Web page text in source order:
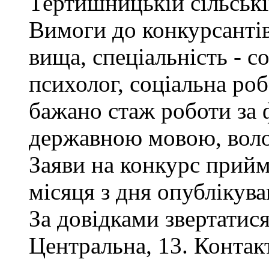
Вимоги до
вища, спеціальність -
психолог, соціальна
бажано стаж роботи за
державною мовою,
Заяви на конкурс
місяця з дня
За довідками
Центральна, 13.